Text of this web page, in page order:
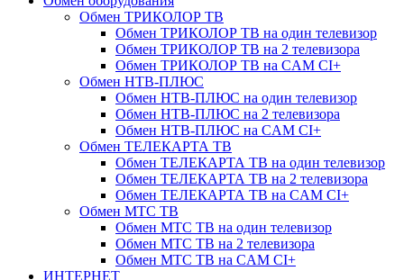
Обмен ТРИКОЛОР ТВ
Обмен ТРИКОЛОР ТВ на один телевизор
Обмен ТРИКОЛОР ТВ на 2 телевизора
Обмен ТРИКОЛОР ТВ на CAM CI+
Обмен НТВ-ПЛЮС
Обмен НТВ-ПЛЮС на один телевизор
Обмен НТВ-ПЛЮС на 2 телевизора
Обмен НТВ-ПЛЮС на CAM CI+
Обмен ТЕЛЕКАРТА ТВ
Обмен ТЕЛЕКАРТА ТВ на один телевизор
Обмен ТЕЛЕКАРТА ТВ на 2 телевизора
Обмен ТЕЛЕКАРТА ТВ на CAM CI+
Обмен МТС ТВ
Обмен МТС ТВ на один телевизор
Обмен МТС ТВ на 2 телевизора
Обмен МТС ТВ на CAM CI+
ИНТЕРНЕТ